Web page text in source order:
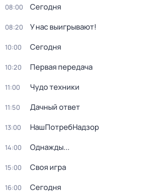
08:00 Сегодня
08:20 У нас выигрывают!
10:00 Сегодня
10:20 Первая передача
11:00 Чудо техники
11:50 Дачный ответ
13:00 НашПотребНадзор
14:00 Однажды...
15:00 Своя игра
16:00 Сегодня